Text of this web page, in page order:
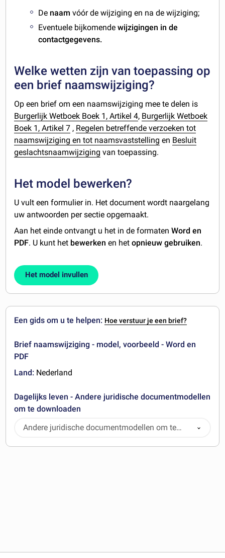
De naamvóór de wijziging en na de wijziging;
Eventuele bijkomende wijzigingen in de
contactgegevens.
Welke wetten zijn van toepassing op
een brief naamswijziging?
Op een brief om een naamswijziging mee te delen is
Burgerlijk Wetboek Boek 1, Artikel 4, Burgerlijk Wetboek
Boek 1, Artikel 7 , Regelen betreffende verzoeken tot
naamswijziging en tot naamsvaststelling en Besluit
geslachtsnaamwijziging van toepassing.
Het model bewerken?
U vult een formulier in. Het document wordt naargelang
uw antwoorden per sectie opgemaakt.
Aan het einde ontvangt u het in de formatenWord en
PDF. U kunt het bewerken en hetopnieuw gebruiken.
Het model invullen
Een gids om u te helpen: Hoe verstuur je een brief?
Brief naamswijziging - model, voorbeeld - Word en
PDF
Land: Nederland
Dagelijks leven - Andere juridische documentmodellen
om te downloaden
Andere juridische documentmodellen om te
downloaden